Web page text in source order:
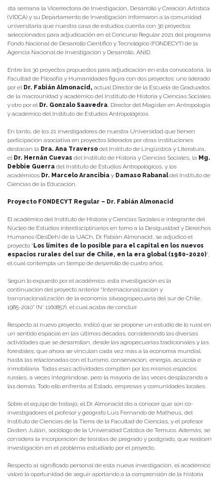
sta semana la Vicerrectoría de Investigación, Desarrollo y Creación Artística
(VIDCA) y su Departamento de Investigación informaron a la comunidad
universitaria que nuestra casa de estudios cuenta con 30 proyectos
seleccionados para adjudicación en el Concurso Regular 2021 del programa
Fondo Nacional de Desarrollo Científico y Tecnológico (FONDECYT) de la
Agencia Nacional de Investigación y Desarrollo, ANID.
Entre los 30 proyectos propuestos para adjudicación en esta convocatoria, la
Facultad de Filosofía y Humanidades figura con dos proyectos: uno liderado
por el Dr. Fabián Almonacid, actual Director de la Escuela de Graduados
de la macrounidad y académico del Instituto de Historia y Ciencias Sociales,
y otro por el Dr. Gonzalo Saavedra, Director del Magíster en Antropología
y académico del Instituto de Estudios Antropológicos.
En tanto, de los 21 investigadores de nuestra Universidad que tienen
participación asociativa en proyectos liderados por otras instituciones
destacan la Dra. Ana Traverso del Instituto de Lingüística y Literatura,
el Dr. Hernán Cuevas del Instituto de Historia y Ciencias Sociales, la Mg.
Debbie Guerra del Instituto de Estudios Antropológicos, y los
académicos Dr. Marcelo Arancibia y Damaso Rabanaldel Instituto de
Ciencias de la Educación.
Proyecto FONDECYT Regular – Dr. Fabián Almonacid
El académico del Instituto de Historia y Ciencias Sociales e integrante del
Núcleo de Estudios Interdisciplinarios en torno a la Desigualdad y Derechos
Humanos (DesDeh) de la UACh, Dr. Fabián Almonacid, se adjudicó el
proyecto “ Los límites de lo posible para el capital en los nuevos
espacios rurales del sur de Chile, en la era global (1980-2020)”,
el cual contempla un tiempo de desarrollo de cuatro años.
Según lo expuesto por el académico, esta investigación es la
continuación del proyecto anterior “Internacionalización y
transnacionalización de la economía silvoagropecuaria del sur de Chile,
1985-2010” (N° 1160857), el cual acaba de concluir.
Respecto al nuevo proyecto, indicó que se propone un estudio de lo rural en
un sentido espacial en las últimas décadas, considerando las diversas
actividades que se desarrollan, desde las agropecuarias tradicionales y las
forestales, que ahora se vinculan cada vez más a la economía mundial,
hasta las relacionadas con el turismo, conservación, energía, acuícola e
inmobiliaria. Todas esas actividades compiten por los mismos espacios
rurales, a veces integrándose, pero la mayoría de las veces desplazando a
las demás. Todo ello enfrenta al Estado, empresas y comunidades locales.
Sobre el equipo de trabajo, el Dr. Almonacid dio a conocer que son co-
investigadores el profesor y geógrafo Luis Fernando de Matheus, del
Instituto de Ciencias de la Tierra de la Facultad de Ciencias, y el profesor
Dasten Julián, sociólogo de la Universidad Católica de Temuco. Además, se
considera la incorporación de tesistas de pregrado y postgrado, que realicen
investigación en el problema estudiado por el proyecto.
Respecto al significado personal de esta nueva investigación, el académico
valoró la oportunidad de seguir aportando a la comprensión de la historia